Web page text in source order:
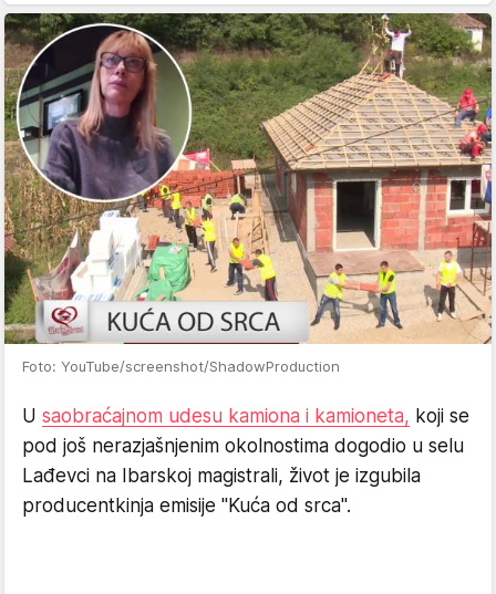
Foto: YouTube/screenshot/ShadowProduction
U saobraćajnom udesu kamiona i kamioneta, koji se
pod još nerazjašnjenim okolnostima dogodio u selu
Lađevci na Ibarskoj magistrali, život je izgubila
producentkinja emisije "Kuća od srca".